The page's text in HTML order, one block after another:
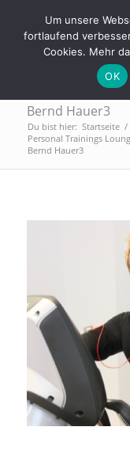
Tel.: 0911 -
Bernd Hauer3
Du bist hier: Startseite /
Personal Trainings
Bernd Hauer3
Um unsere
fortlaufend
Cookies. Mehr
OK